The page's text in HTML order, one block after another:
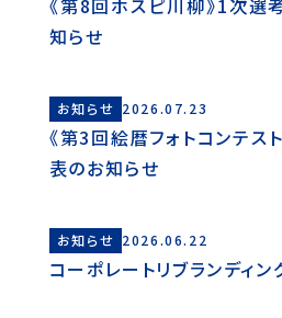
知らせ
お知らせ 2026.07.23
《第3回絵暦フォトコンテス
表のお知らせ
お知らせ 2026.06.22
コーポレートリブランディ